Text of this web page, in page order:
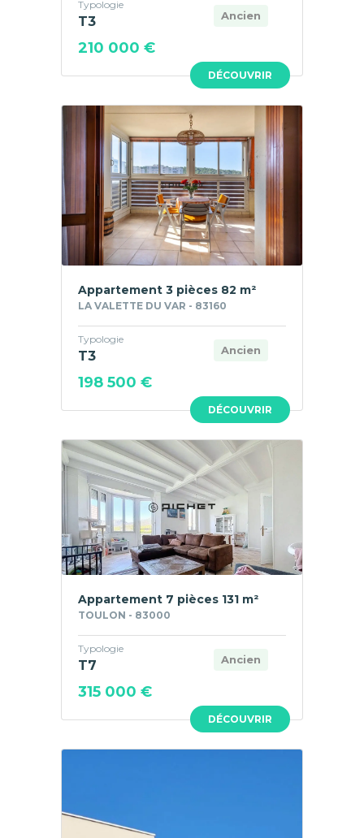
DÉCOUVRIR
Ancien
Typologie
T3
210 000 €
DÉCOUVRIR
Appartement 3 pièces 82 m²
LA VALETTE DU VAR - 83160
Ancien
Typologie
T3
198 500 €
DÉCOUVRIR
Appartement 7 pièces 131 m²
TOULON - 83000
Ancien
Typologie
T7
315 000 €